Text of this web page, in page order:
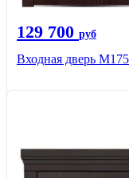
129 700 руб
Входная дверь